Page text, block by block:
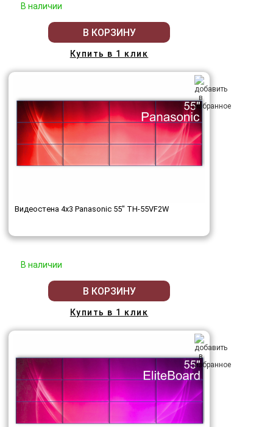
В наличии
В КОРЗИНУ
Купить в 1 клик
Видеостена 4x3 Panasonic 55" TH-55VF2W
В наличии
В КОРЗИНУ
Купить в 1 клик